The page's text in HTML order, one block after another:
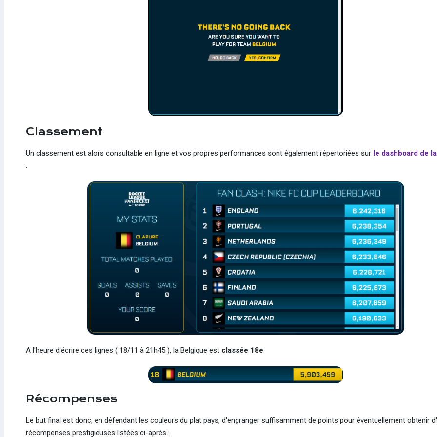
Classement
Un classement est alors consultable en ligne et vos propres performances sont également répertoriées sur le dashboard de
.
A l'heure d'écrire ces lignes ( 18/11 à 21h45 ), la Belgique est classée 18e
Récompenses
Le but final est donc, en défendant les couleurs du plat pays, d'engranger suffisamment de points pour éventuellement obtenir
récompenses prestigieuses listées ci-après :